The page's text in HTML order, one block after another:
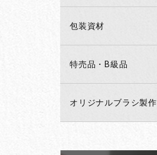
包装資材
特売品・B級品
オリジナルブラシ製作